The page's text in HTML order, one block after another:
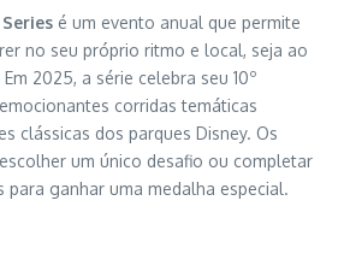
é um evento anual que permite
no seu próprio ritmo e local, seja ao
2025, a série celebra seu 10º
corridas temáticas
clássicas dos parques Disney. Os
um único desafio ou completar
para ganhar uma medalha especial.